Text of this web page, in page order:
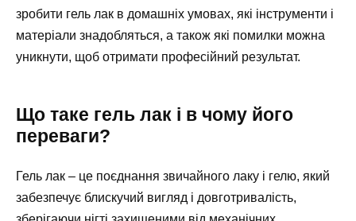
зробити гель лак в домашніх умовах, які інструменти і
матеріали знадобляться, а також які помилки можна
уникнути, щоб отримати професійний результат.
Що таке гель лак і в чому його
переваги?
Гель лак – це поєднання звичайного лаку і гелю, який
забезпечує блискучий вигляд і довготривалість,